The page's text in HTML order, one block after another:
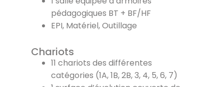
pédagogiques BT + BF/HF
EPI, Matériel, Outillage
Chariots
11 chariots des différentes
catégories (1A, 1B, 2B, 3, 4, 5, 6, 7)